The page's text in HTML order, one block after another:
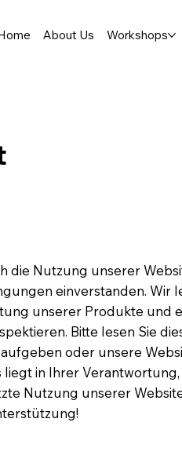
About Us Workshops
die Nutzung unserer
einverstanden. Wir
unserer Produkte und
Bitte lesen Sie
oder unsere
in Ihrer
Nutzung unserer